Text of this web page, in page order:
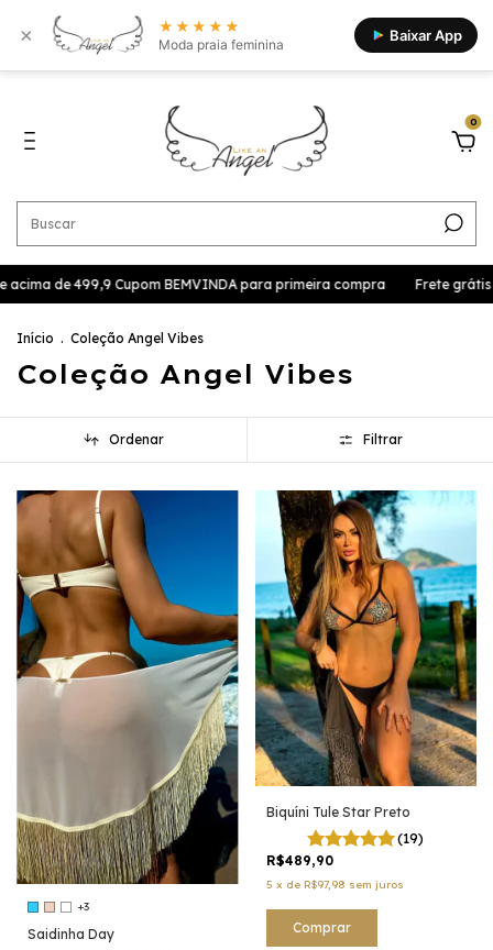
× ★★★★★
Moda praia feminina Baixar App
0
de 499,9 Cupom BEMVINDA para primeira compra Frete grátis
Início . Coleção Angel Vibes
Coleção Angel Vibes
Ordenar Filtrar
+3
Saidinha Day
Biquíni Tule Star Preto
(19)
R$489,90
5 x de R$97,98 sem juros
Comprar